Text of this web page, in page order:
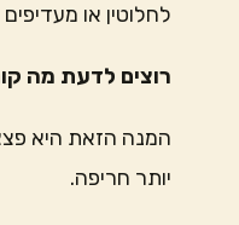
לחלוטין או
רוצים לדעת מה
המנה הזאת היא
יותר חריפה.